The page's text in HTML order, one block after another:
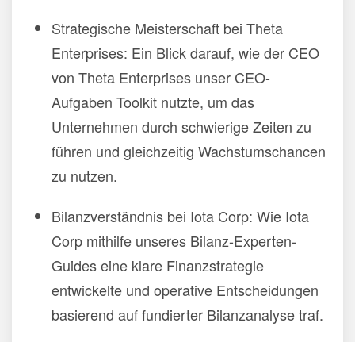
Strategische Meisterschaft bei Theta
Enterprises: Ein Blick darauf, wie der CEO
von Theta Enterprises unser CEO-
Aufgaben Toolkit nutzte, um das
Unternehmen durch schwierige Zeiten zu
führen und gleichzeitig Wachstumschancen
zu nutzen.
Bilanzverständnis bei Iota Corp: Wie Iota
Corp mithilfe unseres Bilanz-Experten-
Guides eine klare Finanzstrategie
entwickelte und operative Entscheidungen
basierend auf fundierter Bilanzanalyse traf.